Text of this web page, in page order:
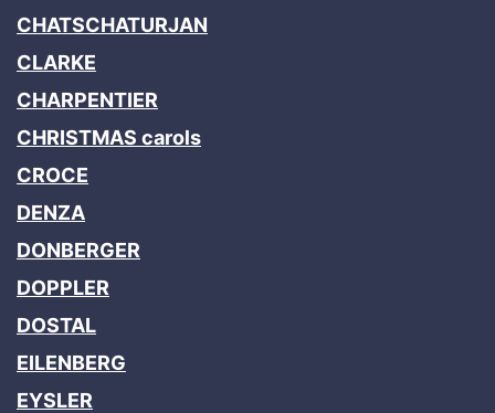
CHATSCHATURJAN
CLARKE
CHARPENTIER
CHRISTMAS carols
CROCE
DENZA
DONBERGER
DOPPLER
DOSTAL
EILENBERG
EYSLER